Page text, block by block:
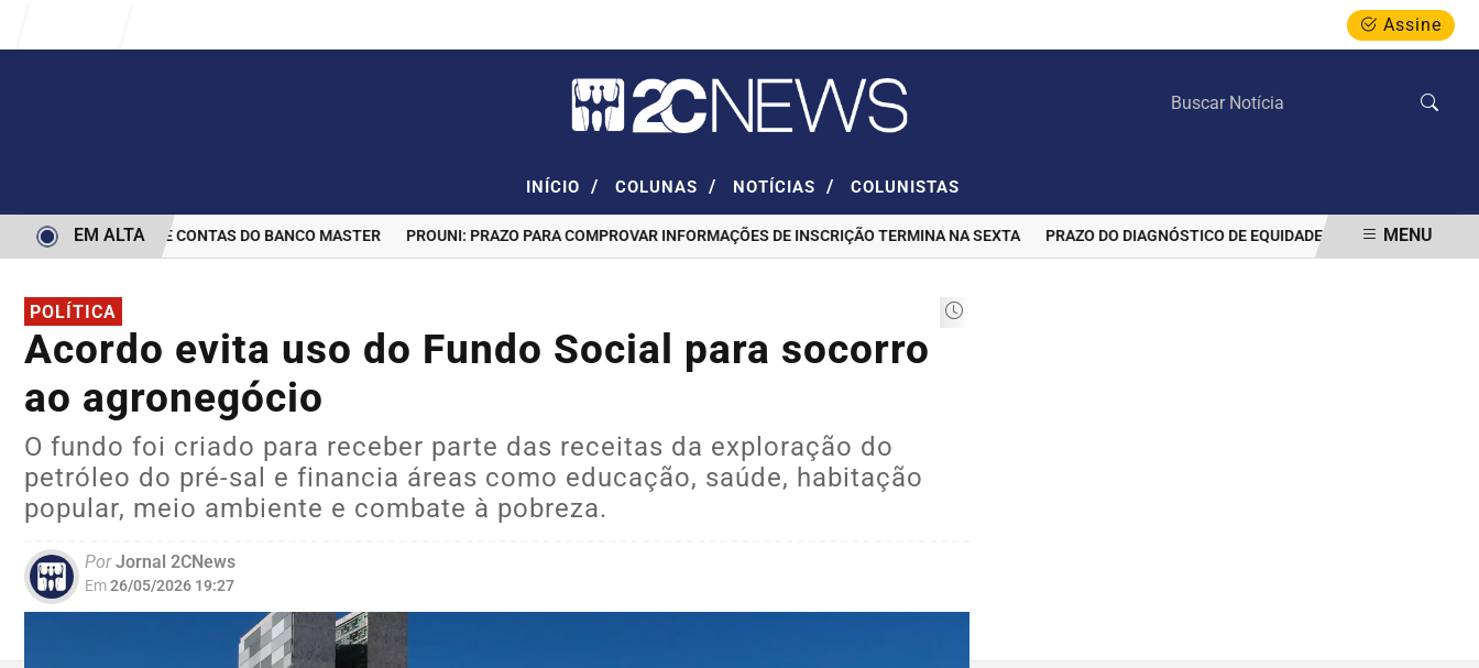
Assine
INÍCIO / COLUNAS / NOTÍCIAS / COLUNISTAS
BLOQUEIO DE CONTAS DO BANCO MASTER PROUNI: PRAZO PARA COMPROVAR INFORMAÇÕES DE INSCRIÇÃO TERMINA NA SEXTA PRAZO DO DIAGNÓSTICO DE EQUIDADE DO MEC TERMINA NESTA
EM ALTA MENU
POLÍTICA
Acordo evita uso do Fundo Social para socorro
ao agronegócio
O fundo foi criado para receber parte das receitas da exploração do
petróleo do pré-sal e financia áreas como educação, saúde, habitação
popular, meio ambiente e combate à pobreza.
PorJornal 2CNews
Em26/05/2026 19:27